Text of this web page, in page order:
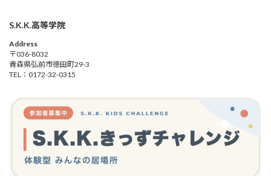
S.K.K.高等学院
Address
〒036-8032
青森県弘前市徳田町29-3
TEL：0172-32-0315